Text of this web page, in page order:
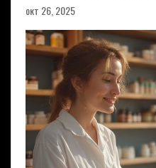
окт 26, 2025